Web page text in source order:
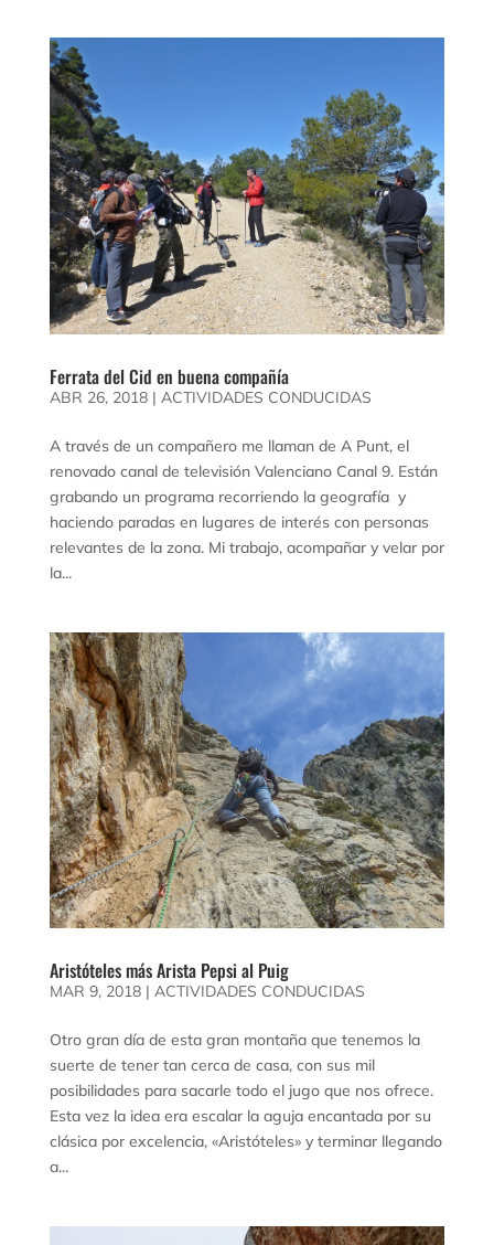
Ferrata del Cid en buena compañía
ABR 26, 2018| ACTIVIDADES CONDUCIDAS
A través de un compañero me llaman de A Punt, el
renovado canal de televisión Valenciano Canal 9. Están
grabando un programa recorriendo la geografía y
haciendo paradas en lugares de interés con personas
relevantes de la zona. Mi trabajo, acompañar y velar por
la...
Aristóteles más Arista Pepsi al Puig
MAR 9, 2018| ACTIVIDADES CONDUCIDAS
Otro gran día de esta gran montaña que tenemos la
suerte de tener tan cerca de casa, con sus mil
posibilidades para sacarle todo el jugo que nos ofrece.
Esta vez la idea era escalar la aguja encantada por su
clásica por excelencia, «Aristóteles» y terminar llegando
a...